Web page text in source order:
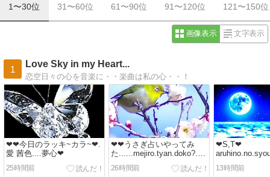
1〜30位 31〜60位 61〜90位 91〜120位 121〜150位
画像表示 文字表示
1
Love Sky in my Heart...
恋空日々の心を音楽に・・楽曲は私の心・・！
❤❤今日のラッキ~カラ~❤.
愛 茜色....夢心❤
25時間前
❤❤うさぎ占いやってみ
た......mejiro.tyan.doko?.❤
26時間前
❤S,T❤
kokoni.iru..,,,,
13時間前